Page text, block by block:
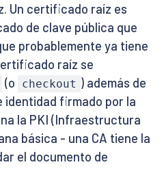
Un certificado raíz es
de clave pública que
probablemente ya tiene
raíz se
(o checkout ) además de
firmado por la
la PKI (Infraestructura
básica - una CA tiene la
el documento de